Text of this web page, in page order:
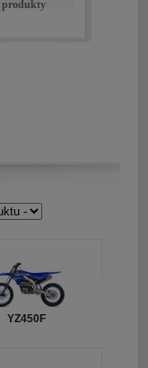
produkty
YZ450F